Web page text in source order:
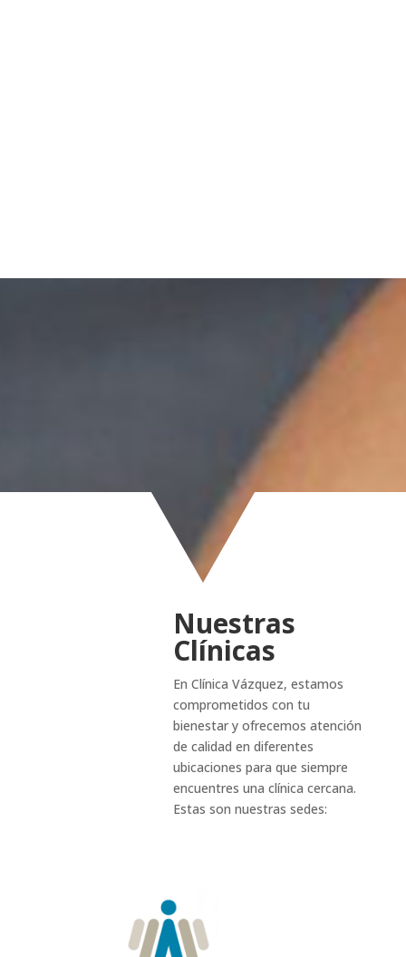
Nuestras
Clínicas
En Clínica Vázquez, estamos
comprometidos con tu
bienestar y ofrecemos atención
de calidad en diferentes
ubicaciones para que siempre
encuentres una clínica cercana.
Estas son nuestras sedes: